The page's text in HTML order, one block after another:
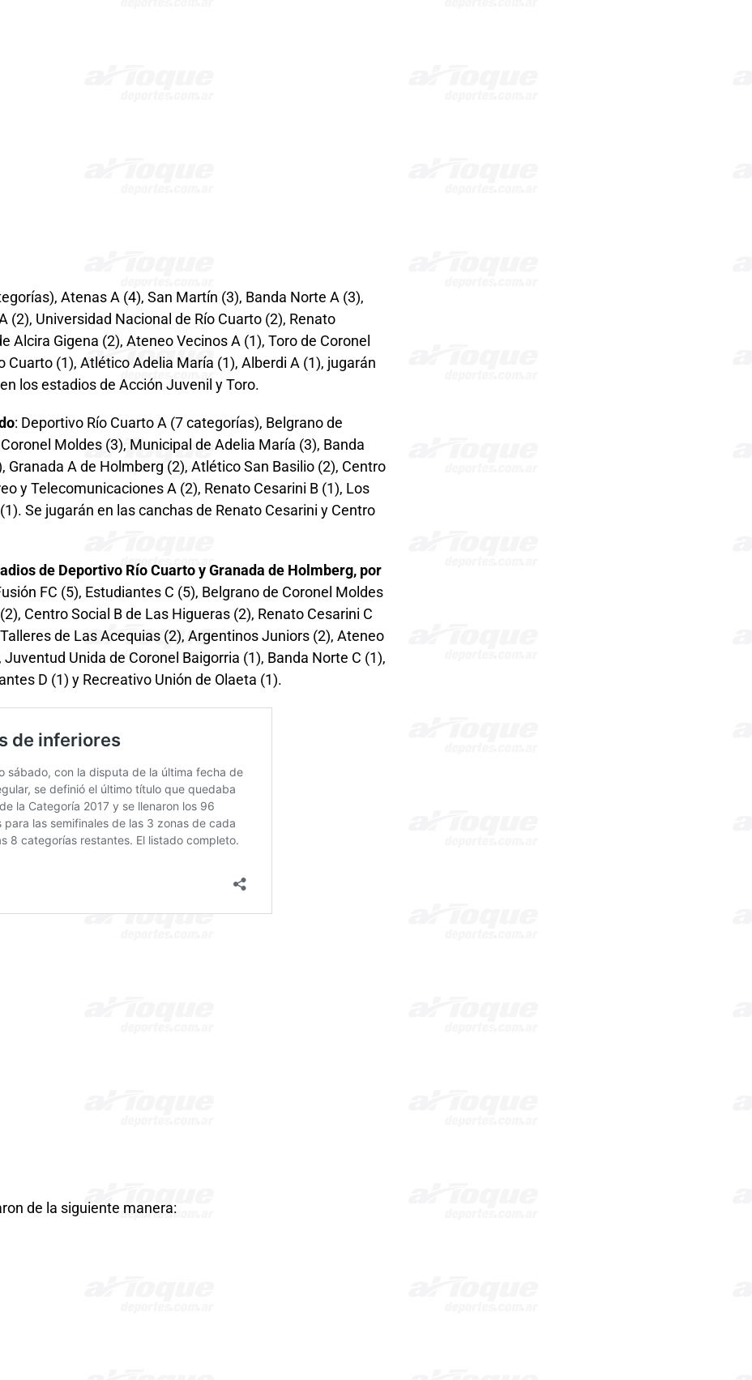
Atenas A (4), San Martín (3), Banda Norte A (3),
(2), Universidad Nacional de Río Cuarto (2), Renato
Alcira Gigena (2), Ateneo Vecinos A (1), Toro de Coronel
Cuarto (1), Atlético Adelia María (1), Alberdi A (1), jugarán
los estadios de Acción Juvenil y Toro.
: Deportivo Río Cuarto A (7 categorías), Belgrano de
Moldes (3), Municipal de Adelia María (3), Banda
Granada A de Holmberg (2), Atlético San Basilio (2), Centro
y Telecomunicaciones A (2), Renato Cesarini B (1), Los
Se jugarán en las canchas de Renato Cesarini y Centro
de Deportivo Río Cuarto y Granada de Holmberg, por
FC (5), Estudiantes C (5), Belgrano de Coronel Moldes
Centro Social B de Las Higueras (2), Renato Cesarini C
de Las Acequias (2), Argentinos Juniors (2), Ateneo
Unida de Coronel Baigorria (1), Banda Norte C (1),
D (1) y Recreativo Unión de Olaeta (1).
de la siguiente manera: